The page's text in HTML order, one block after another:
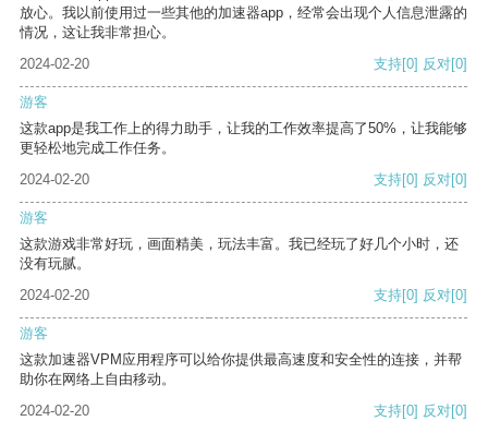
放心。我以前使用过一些其他的加速器app，经常会出现个人信息泄露的
情况，这让我非常担心。
2024-02-20
支持[0] 反对[0]
游客
这款app是我工作上的得力助手，让我的工作效率提高了50%，让我能够
更轻松地完成工作任务。
2024-02-20
支持[0] 反对[0]
游客
这款游戏非常好玩，画面精美，玩法丰富。我已经玩了好几个小时，还
没有玩腻。
2024-02-20
支持[0] 反对[0]
游客
这款加速器VPM应用程序可以给你提供最高速度和安全性的连接，并帮
助你在网络上自由移动。
2024-02-20
支持[0] 反对[0]